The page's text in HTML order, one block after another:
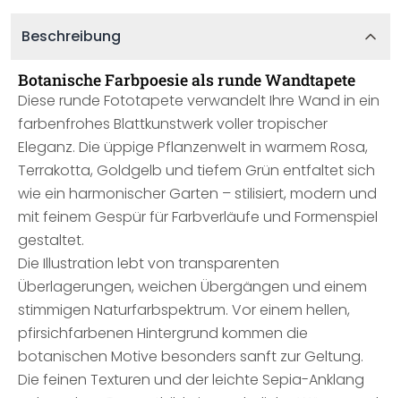
Beschreibung
Botanische Farbpoesie als runde Wandtapete
Diese runde Fototapete verwandelt Ihre Wand in ein
farbenfrohes Blattkunstwerk voller tropischer
Eleganz. Die üppige Pflanzenwelt in warmem Rosa,
Terrakotta, Goldgelb und tiefem Grün entfaltet sich
wie ein harmonischer Garten – stilisiert, modern und
mit feinem Gespür für Farbverläufe und Formenspiel
gestaltet.
Die Illustration lebt von transparenten
Überlagerungen, weichen Übergängen und einem
stimmigen Naturfarbspektrum. Vor einem hellen,
pfirsichfarbenen Hintergrund kommen die
botanischen Motive besonders sanft zur Geltung.
Die feinen Texturen und der leichte Sepia-Anklang